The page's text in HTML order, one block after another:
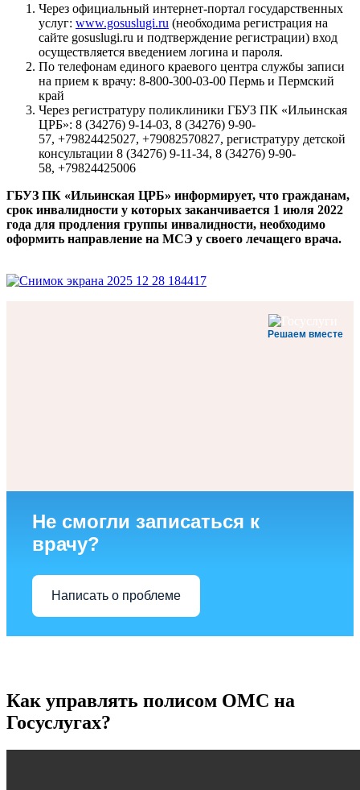
Через официальный интернет-портал государственных
услуг: www.gosuslugi.ru (необходима регистрация на
сайте gosuslugi.ru и подтверждение регистрации) вход
осуществляется введением логина и пароля.
По телефонам единого краевого центра службы записи
на прием к врачу: 8-800-300-03-00 Пермь и Пермский
край
Через регистратуру поликлиники ГБУЗ ПК «Ильинская
ЦРБ»: 8 (34276) 9-14-03, 8 (34276) 9-90-
57, +79824425027, +79082570827, регистратуру детской
консультации 8 (34276) 9-11-34, 8 (34276) 9-90-
58, +79824425006
ГБУЗ ПК «Ильинская ЦРБ» информирует, что гражданам,
срок инвалидности у которых заканчивается 1 июля 2022
года для продления группы инвалидности, необходимо
оформить направление на МСЭ у своего лечащего врача.
Решаем вместе
Не смогли записаться к
врачу?
Написать о проблеме
Как управлять полисом ОМС на
Госуслугах?